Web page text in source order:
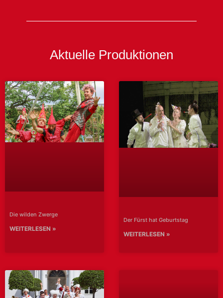
Aktuelle Produktionen
Die wilden Zwerge
WEITERLESEN »
Der Fürst hat Geburtstag
WEITERLESEN »